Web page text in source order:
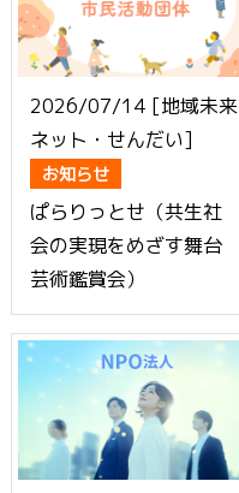
2026/07/14 [地域未来
ネット・せんだい]
お知らせ
ぱらりっとせ（共生社
会の実現をめざす舞台
芸術鑑賞会）